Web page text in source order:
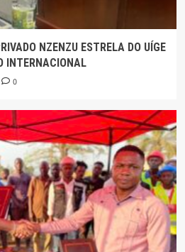
NZENZU ESTRELA DO UÍGE
INTERNACIONAL
0